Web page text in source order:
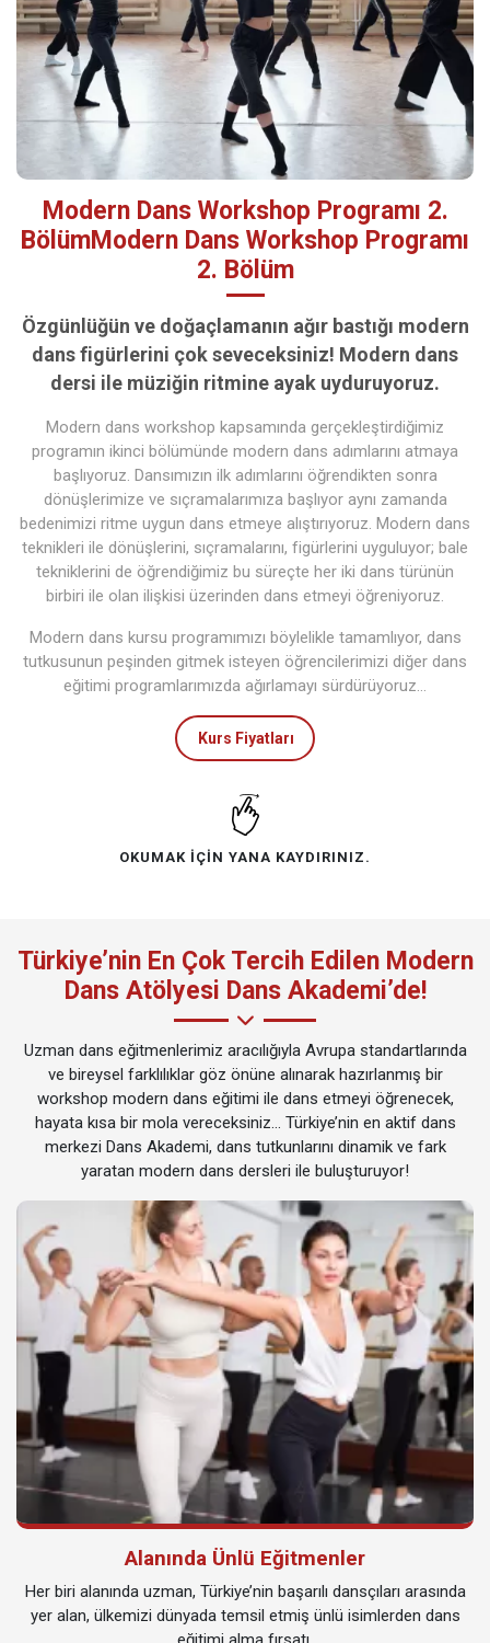
Modern Dans Workshop Programı 2.
BölümModern Dans Workshop Programı
2. Bölüm
Özgünlüğün ve doğaçlamanın ağır bastığı modern
dans figürlerini çok seveceksiniz! Modern dans
dersi ile müziğin ritmine ayak uyduruyoruz.
Modern dans workshop kapsamında gerçekleştirdiğimiz
programın ikinci bölümünde modern dans adımlarını atmaya
başlıyoruz. Dansımızın ilk adımlarını öğrendikten sonra
dönüşlerimize ve sıçramalarımıza başlıyor aynı zamanda
bedenimizi ritme uygun dans etmeye alıştırıyoruz. Modern dans
teknikleri ile dönüşlerini, sıçramalarını, figürlerini uyguluyor; bale
tekniklerini de öğrendiğimiz bu süreçte her iki dans türünün
birbiri ile olan ilişkisi üzerinden dans etmeyi öğreniyoruz.
Modern dans kursu programımızı böylelikle tamamlıyor, dans
tutkusunun peşinden gitmek isteyen öğrencilerimizi diğer dans
eğitimi programlarımızda ağırlamayı sürdürüyoruz…
Kurs Fiyatları
OKUMAK IÇIN YANA KAYDIRINIZ.
Türkiye’nin En Çok Tercih Edilen Modern
Dans Atölyesi Dans Akademi’de!
Uzman dans eğitmenlerimiz aracılığıyla Avrupa standartlarında
ve bireysel farklılıklar göz önüne alınarak hazırlanmış bir
workshop modern dans eğitimi ile dans etmeyi öğrenecek,
hayata kısa bir mola vereceksiniz… Türkiye’nin en aktif dans
merkezi Dans Akademi, dans tutkunlarını dinamik ve fark
yaratan modern dans dersleri ile buluşturuyor!
Alanında Ünlü Eğitmenler
Her biri alanında uzman, Türkiye’nin başarılı dansçıları arasında
yer alan, ülkemizi dünyada temsil etmiş ünlü isimlerden dans